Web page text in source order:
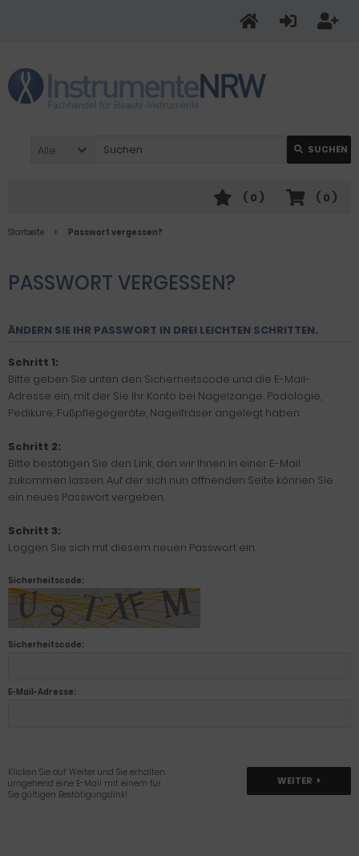
Alle SUCHEN
( 0 )
( 0 )
Startseite Passwort vergessen?
PASSWORT VERGESSEN?
ÄNDERN SIE IHR PASSWORT IN DREI LEICHTEN SCHRITTEN.
Schritt 1:
Bitte geben Sie unten den Sicherheitscode und die E-Mail-
Adresse ein, mit der Sie Ihr Konto bei Nagelzange, Podologie,
Pediküre, Fußpflegegeräte, Nagelfräser angelegt haben.
Schritt 2:
Bitte bestätigen Sie den Link, den wir Ihnen in einer E-Mail
zukommen lassen. Auf der sich nun öffnenden Seite können Sie
ein neues Passwort vergeben.
Schritt 3:
Loggen Sie sich mit diesem neuen Passwort ein.
Sicherheitscode:
Sicherheitscode:
E-Mail-Adresse:
Klicken Sie auf Weiter und Sie erhalten
umgehend eine E-Mail mit einem für
Sie gültigen Bestätigungslink!
WEITER